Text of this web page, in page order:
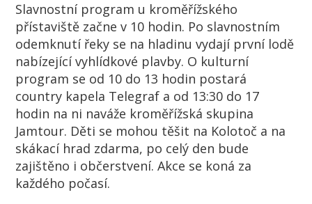
Slavnostní program u kroměřížského
přístaviště začne v 10 hodin. Po slavnostním
odemknutí řeky se na hladinu vydají první lodě
nabízející vyhlídkové plavby. O kulturní
program se od 10 do 13 hodin postará
country kapela Telegraf a od 13:30 do 17
hodin na ni naváže kroměřížská skupina
Jamtour. Děti se mohou těšit na Kolotoč a na
skákací hrad zdarma, po celý den bude
zajištěno i občerstvení. Akce se koná za
každého počasí.